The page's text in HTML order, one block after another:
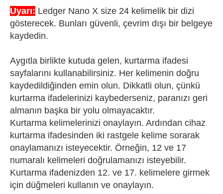
Uyarı: Ledger Nano X size 24 kelimelik bir dizi
gösterecek. Bunları güvenli, çevrim dışı bir belgeye
kaydedin.
Aygıtla birlikte kutuda gelen, kurtarma ifadesi
sayfalarını kullanabilirsiniz. Her kelimenin doğru
kaydedildiğinden emin olun. Dikkatli olun, çünkü
kurtarma ifadelerinizi kaybederseniz, paranızı geri
almanın başka bir yolu olmayacaktır.
Kurtarma kelimelerinizi onaylayın. Ardından cihaz
kurtarma ifadesinden iki rastgele kelime sorarak
onaylamanızı isteyecektir. Örneğin, 12 ve 17
numaralı kelimeleri doğrulamanızı isteyebilir.
Kurtarma ifadenizden 12. ve 17. kelimelere girmek
için düğmeleri kullanın ve onaylayın.